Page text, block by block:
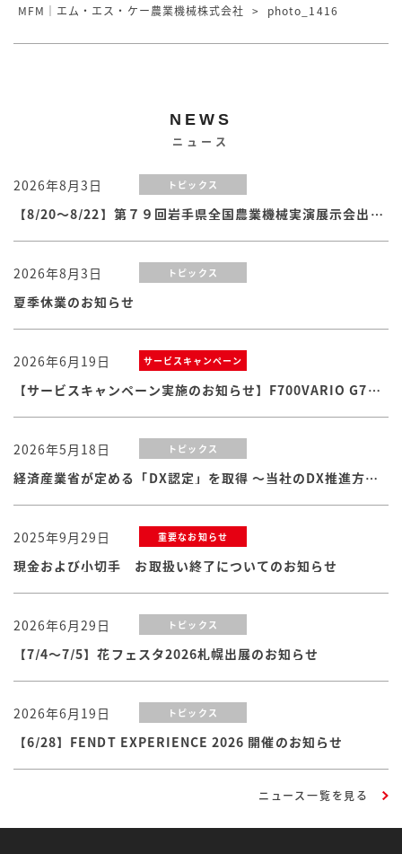
MFM｜エム・エス・ケー農業機械株式会社 > photo_1416
NEWS
ニュース
2026年8月3日 トピックス
【8/20～8/22】第７９回岩手県全国農業機械実演展示会出展のお知らせ
2026年8月3日 トピックス
夏季休業のお知らせ
2026年6月19日 サービスキャンペーン
【サービスキャンペーン実施のお知らせ】F700VARIO G7シリーズ
2026年5月18日 トピックス
経済産業省が定める「DX認定」を取得 ～当社のDX推進方針・体制および取り組みが認められました
2025年9月29日 重要なお知らせ
現金および小切手 お取扱い終了についてのお知らせ
2026年6月29日 トピックス
【7/4～7/5】花フェスタ2026札幌出展のお知らせ
2026年6月19日 トピックス
【6/28】FENDT EXPERIENCE 2026 開催のお知らせ
ニュース一覧を見る